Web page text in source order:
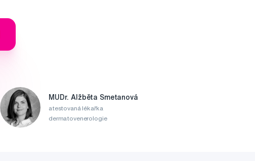
MUDr. Alžběta Smetanová
atestovaná lékařka
dermatovenerologie